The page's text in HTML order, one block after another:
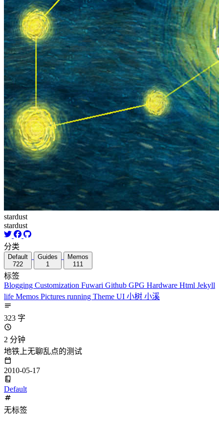
stardust
stardust
分类
Default
722
Guides
1
Memos
111
标签
Blogging Customization Fuwari Github GPG Hardware Html Jekyll
life Memos Pictures running Theme UI 小树 小溪
323 字
2 分钟
地铁上无聊乱点的测试
2010-05-17
Default
无标签